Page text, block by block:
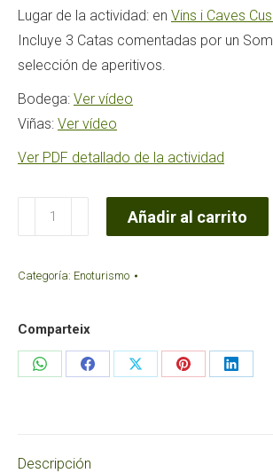
Lugar de la actividad: en Vins i Caves
Incluye 3 Catas comentadas por un
selección de aperitivos.
Bodega: Ver vídeo
Viñas: Ver vídeo
Ver PDF detallado de la actividad
Premium
la
Cuscó
Berga
cantidad
Añadir al carrito
Categoría: Enoturismo
Comparteix
Share
Share
Share
Share
Share
Descripción